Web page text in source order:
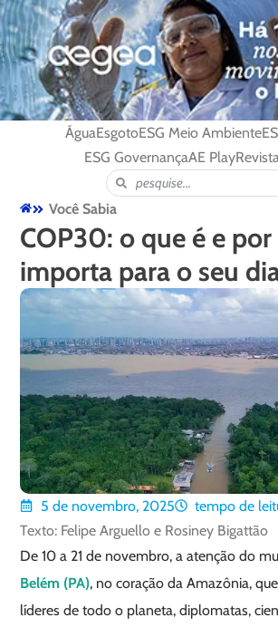
ÁguaEsgotoESG Meio Ambiente
ESG GovernançaAE Play
Você Sabia
COP30: o que é e
importa para o seu
5 de novembro, 2025 tempo de
Texto: Felipe Arguello e Rosiney Bigattão
De 10 a 21 de novembro, a atenção do
Belém (PA), no coração da Amazônia,
líderes de todo o planeta, diplomatas,